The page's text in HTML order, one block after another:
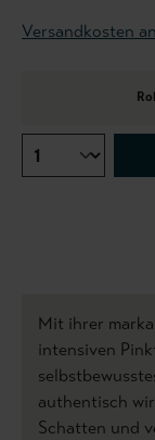
Versandkosten
Mit ihrer
intensiven
authentisch
Schatten und